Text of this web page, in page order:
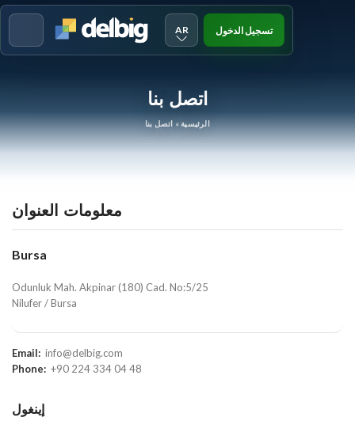
AR تسجيل الدخول
اتصل بنا
الرئيسية» اتصل بنا
معلومات العنوان
Bursa
Odunluk Mah. Akpinar (180) Cad. No:5/25
Nilufer / Bursa
Email: info@delbig.com
Phone: +90 224 334 04 48
إينغول